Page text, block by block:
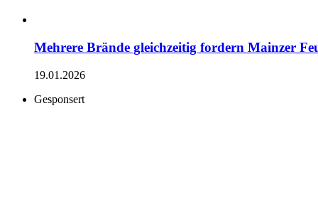
Mehrere Brände gleichzeitig fordern Mainzer
19.01.2026
Gesponsert